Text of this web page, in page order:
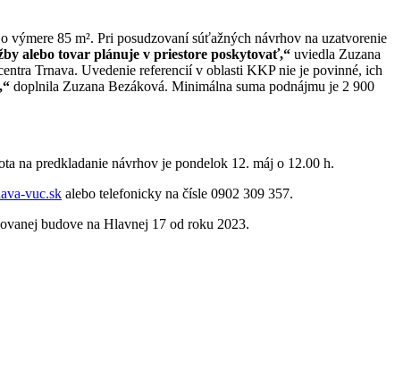
85 m². Pri posudzovaní súťažných návrhov na uzatvorenie
alebo tovar plánuje v priestore poskytovať,“ uviedla Zuzana
Trnava. Uvedenie referencií v oblasti KKP nie je povinné, ich
doplnila Zuzana Bezáková. Minimálna suma podnájmu je 2 900
na predkladanie návrhov je pondelok 12. máj o 12.00 h.
vuc.sk alebo telefonicky na čísle 0902 309 357.
budove na Hlavnej 17 od roku 2023.